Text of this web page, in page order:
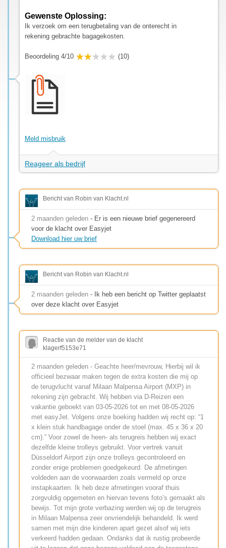
Gewenste Oplossing:
Ik verzoek om een terugbetaling van de onterecht in
rekening gebrachte bagagekosten.
Beoordeling 4/10 (10)
Meld misbruik
Reageer als bedrijf
Bericht van Robin van Klacht.nl
2 maanden geleden - Er is een nieuwe brief gegenereerd
voor de klacht over Easyjet
Download hier uw brief
Bericht van Robin van Klacht.nl
2 maanden geleden - Ik heb een bericht op Twitter geplaatst
over deze klacht over Easyjet
Reactie van de melder van de klacht
klagerf5153e71
2 maanden geleden - Geachte heer/mevrouw, Hierbij wil ik
officieel bezwaar maken tegen de extra kosten die mij op
de terugvlucht vanaf Milaan Malpensa Airport (MXP) in
rekening zijn gebracht. Wij hebben via D-Reizen een
vakantie geboekt van 03-05-2026 tot en met 08-05-2026
met easyJet. Volgens onze boeking hadden wij recht op: “1
x klein stuk handbagage onder de stoel (max. 45 x 36 x 20
cm).” Voor zowel de heen- als terugreis hebben wij exact
dezelfde kleine trolleys gebruikt. Voor vertrek vanuit
Düsseldorf Airport zijn onze trolleys gecontroleerd en
zonder enige problemen goedgekeurd. De afmetingen
voldeden aan de voorwaarden zoals vermeld op onze
instapkaarten. Ik heb deze afmetingen vooraf thuis
zorgvuldig opgemeten en hiervan tevens foto’s gemaakt als
bewijs. Tot mijn grote verbazing werden wij op de terugreis
in Milaan Malpensa zeer onvriendelijk behandeld. Ik werd
samen met mijn drie kinderen apart gezet alsof wij iets
verkeerd hadden gedaan. Ondanks dat ik rustig probeerde